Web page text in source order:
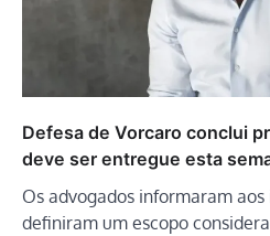
Defesa de Vorcaro conclui
deve ser entregue esta
Os advogados informaram
definiram um escopo